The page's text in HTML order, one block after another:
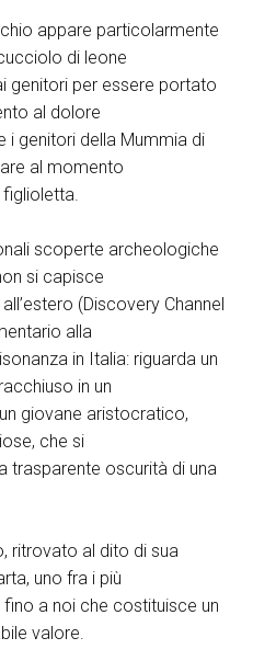
appare particolarmente
di leone
genitori per essere portato
al dolore
i genitori della Mummia di
al momento
scoperte archeologiche
si capisce
(Discovery Channel
alla
in Italia: riguarda un
in un
giovane aristocratico,
che si
trasparente oscurità di una
ritrovato al dito di sua
uno fra i più
a noi che costituisce un
valore.